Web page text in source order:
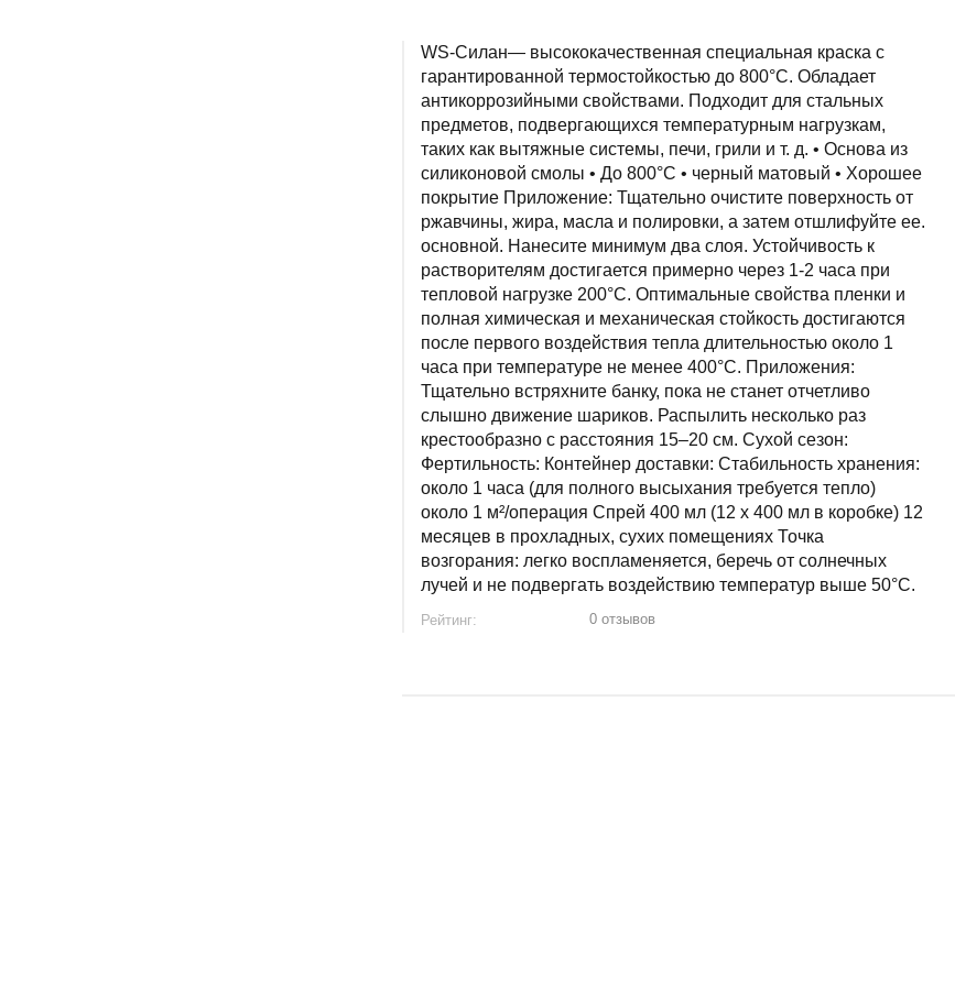
WS-Силан— высококачественная специальная краска с
гарантированной термостойкостью до 800°С. Обладает
антикоррозийными свойствами. Подходит для стальных
предметов, подвергающихся температурным нагрузкам,
таких как вытяжные системы, печи, грили и т. д. • Основа из
силиконовой смолы • До 800°С • черный матовый • Хорошее
покрытие Приложение: Тщательно очистите поверхность от
ржавчины, жира, масла и полировки, а затем отшлифуйте ее.
основной. Нанесите минимум два слоя. Устойчивость к
растворителям достигается примерно через 1-2 часа при
тепловой нагрузке 200°C. Оптимальные свойства пленки и
полная химическая и механическая стойкость достигаются
после первого воздействия тепла длительностью около 1
часа при температуре не менее 400°C. Приложения:
Тщательно встряхните банку, пока не станет отчетливо
слышно движение шариков. Распылить несколько раз
крестообразно с расстояния 15–20 см. Сухой сезон:
Фертильность: Контейнер доставки: Стабильность хранения:
около 1 часа (для полного высыхания требуется тепло)
около 1 м²/операция Спрей 400 мл (12 х 400 мл в коробке) 12
месяцев в прохладных, сухих помещениях Точка
возгорания: легко воспламеняется, беречь от солнечных
лучей и не подвергать воздействию температур выше 50°C.
Рейтинг: 0 отзывов